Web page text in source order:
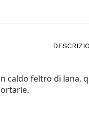
caldo feltro di lana,